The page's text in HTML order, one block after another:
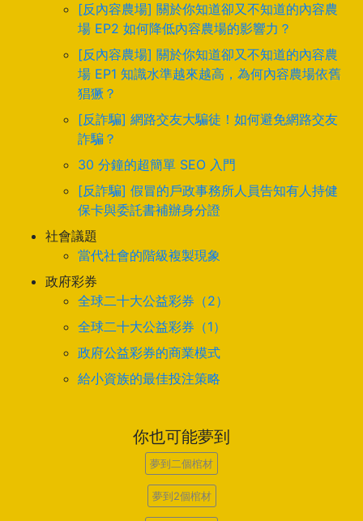
[反內容農場] 關於你知道卻又不知道的內容農
場 EP2 如何降低內容農場的影響力？
[反內容農場] 關於你知道卻又不知道的內容農
場 EP1 知識水準越來越高，為何內容農場依舊
猖獗？
[反詐騙] 網路交友大騙徒！如何避免網路交友
詐騙？
30 分鐘的超簡單 SEO 入門
[反詐騙] 假冒的戶政事務所人員告知有人持健
保卡與委託書補辦身分證
社會議題
當代社會的階級複製現象
政府彩券
全球二十大公益彩券（2）
全球二十大公益彩券（1）
政府公益彩券的商業模式
給小資族的最佳投注策略
你也可能夢到
夢到二個棺材
夢到2個棺材